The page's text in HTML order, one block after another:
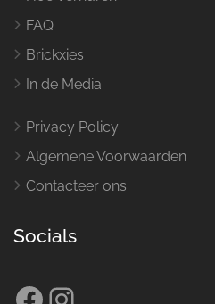
FAQ
Brickxies
In de Media
Privacy Policy
Algemene Voorwaarden
Contacteer ons
Socials